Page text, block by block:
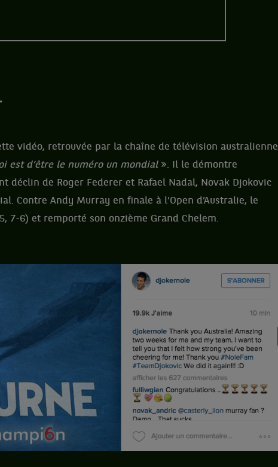
vidéo, retrouvée par la chaîne de télévision australienne
est d’être le numéro un mondial». Il le démontre
déclin de Roger Federer et Rafael Nadal, Novak Djokovic
Contre Andy Murray en finale à l’Open d’Australie, le
7-6) et remporté son onzième Grand Chelem.